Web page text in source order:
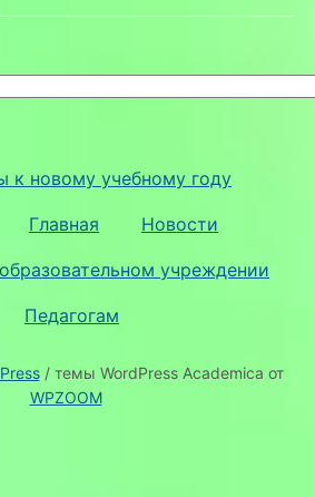
к новому учебному году
Главная Новости
учреждении
Педагогам
/ темы WordPress Academica от
WPZOOM